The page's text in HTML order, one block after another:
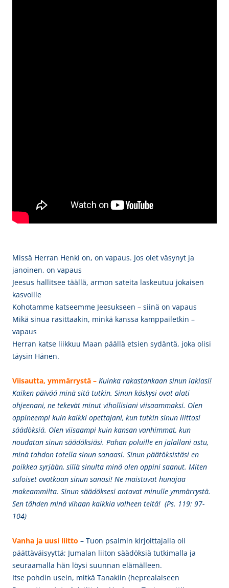
Missä Herran Henki on, on vapaus. Jos olet väsynyt ja
janoinen, on vapaus
Jeesus hallitsee täällä, armon sateita laskeutuu jokaisen
kasvoille
Kohotamme katseemme Jeesukseen – siinä on vapaus
Mikä sinua rasittaakin, minkä kanssa kamppailetkin –
vapaus
Herran katse liikkuu Maan päällä etsien sydäntä, joka olisi
täysin Hänen.
Viisautta, ymmärrystä – Kuinka rakastankaan sinun lakiasi!
Kaiken päivää minä sitä tutkin. Sinun käskysi ovat alati
ohjeenani, ne tekevät minut vihollisiani viisaammaksi. Olen
oppineempi kuin kaikki opettajani, kun tutkin sinun liittosi
säädöksiä. Olen viisaampi kuin kansan vanhimmat, kun
noudatan sinun säädöksiäsi. Pahan poluille en jalallani astu,
minä tahdon totella sinun sanaasi. Sinun päätöksistäsi en
poikkea syrjään, sillä sinulta minä olen oppini saanut. Miten
suloiset ovatkaan sinun sanasi! Ne maistuvat hunajaa
makeammilta. Sinun säädöksesi antavat minulle ymmärrystä.
Sen tähden minä vihaan kaikkia valheen teitä! (Ps. 119: 97-
104)
Vanha ja uusi liitto – Tuon psalmin kirjoittajalla oli
päättäväisyyttä; Jumalan liiton säädöksiä tutkimalla ja
seuraamalla hän löysi suunnan elämälleen.
Itse pohdin usein, mitkä Tanakiin (heprealaiseen